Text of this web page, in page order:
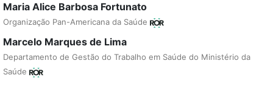
Maria Alice Barbosa Fortunato
Organização Pan-Americana da Saúde
Marcelo Marques de Lima
Departamento de Gestão do Trabalho em Saúde do Ministério da
Saúde